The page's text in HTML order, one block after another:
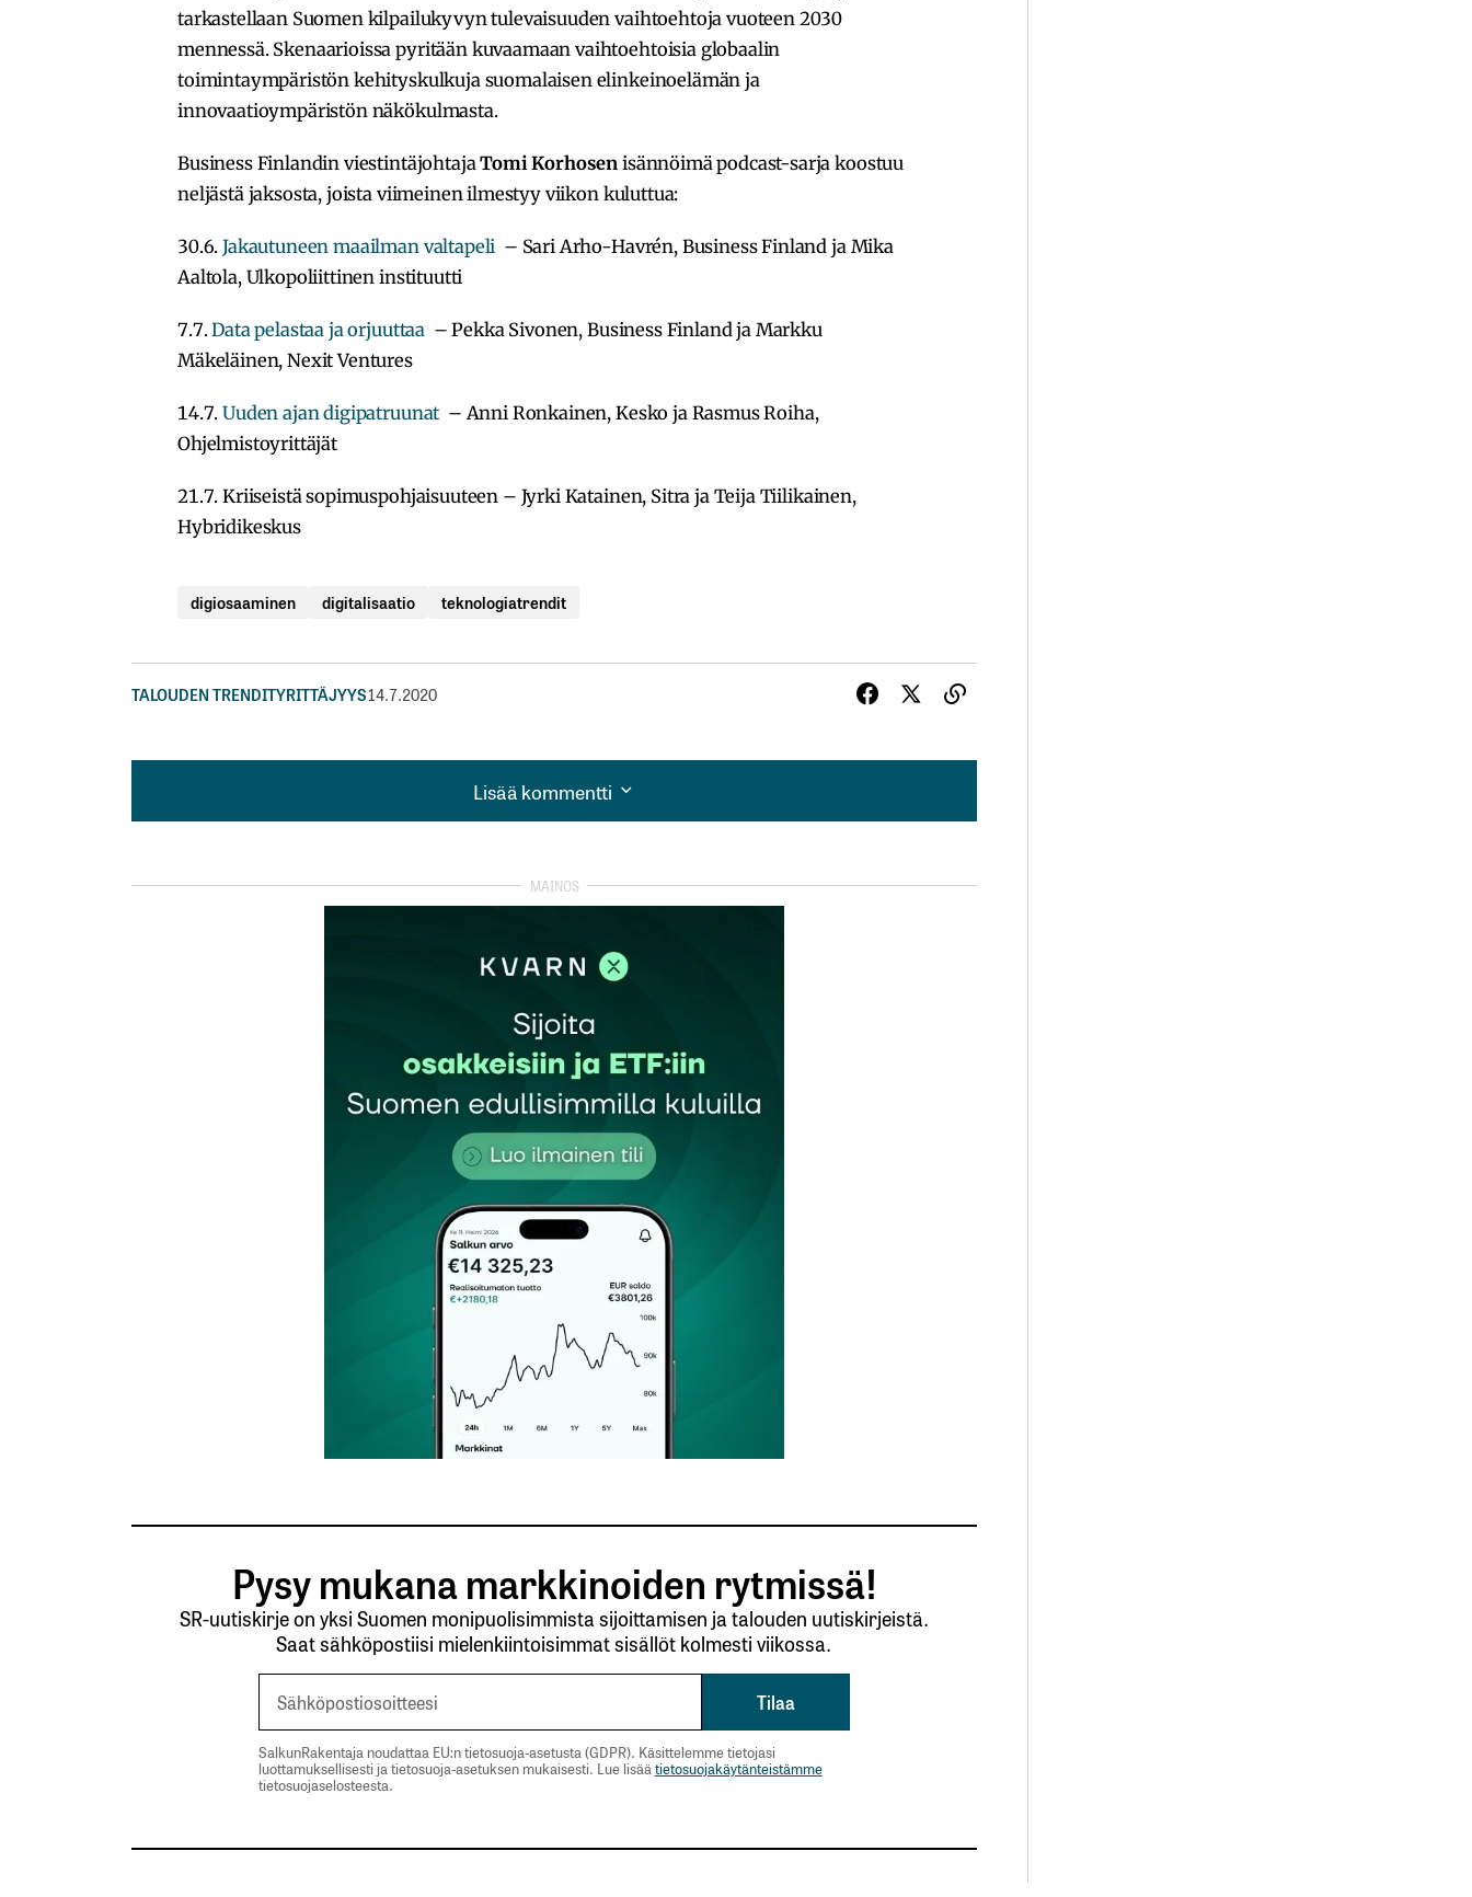
tarkastellaan Suomen kilpailukyvyn tulevaisuuden vaihtoehtoja vuoteen 2030
mennessä. Skenaarioissa pyritään kuvaamaan vaihtoehtoisia globaalin
toimintaympäristön kehityskulkuja suomalaisen elinkeinoelämän ja
innovaatioympäristön näkökulmasta.
Business Finlandin viestintäjohtajaTomi Korhosen isännöimä podcast-sarja koostuu
neljästä jaksosta, joista viimeinen ilmestyy viikon kuluttua:
30.6.Jakautuneen maailman valtapeli – Sari Arho-Havrén, Business Finland ja Mika
Aaltola, Ulkopoliittinen instituutti
7.7.Data pelastaa ja orjuuttaa – Pekka Sivonen, Business Finland ja Markku
Mäkeläinen, Nexit Ventures
14.7.Uuden ajan digipatruunat – Anni Ronkainen, Kesko ja Rasmus Roiha,
Ohjelmistoyrittäjät
21.7. Kriiseistä sopimuspohjaisuuteen – Jyrki Katainen, Sitra ja Teija Tiilikainen,
Hybridikeskus
digiosaaminen digitalisaatio teknologiatrendit
TALOUDEN TRENDITYRITTÄJYYS14.7.2020
Lisää kommentti
Lisää kommentti
Pakolliset kentät on merkitty
Sähköpostiosoitteesi
Pysy mukana markkinoiden rytmissä!
SR-uutiskirje on yksi Suomen monipuolisimmista sijoittamisen ja talouden uutiskirjeistä.
Saat sähköpostiisi mielenkiintoisimmat sisällöt kolmesti viikossa.
SalkunRakentaja noudattaa EU:n tietosuoja-asetusta (GDPR). Käsittelemme tietojasi
luottamuksellisesti ja tietosuoja-asetuksen mukaisesti. Lue lisäätietosuojakäytänteistämme
tietosuojaselosteesta.